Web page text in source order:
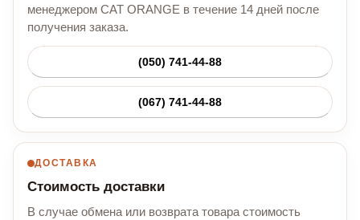
менеджером CAT ORANGE в течение 14 дней после
получения заказа.
(050) 741-44-88
(067) 741-44-88
ДОСТАВКА
Стоимость доставки
В случае обмена или возврата товара стоимость